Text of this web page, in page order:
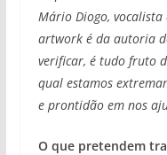
Mário Diogo, vocalista
artwork é da autoria
verificar, é tudo fruto
qual estamos
e prontidão em nos
O que pretendem